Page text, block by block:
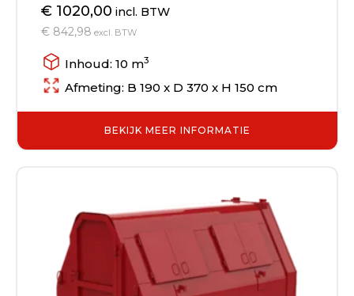
€ 1020,00 incl. BTW
€ 842,98 excl. BTW
Inhoud: 10 m3
Afmeting: B 190 x D 370 x H 150 cm
BEKIJK MEER INFORMATIE